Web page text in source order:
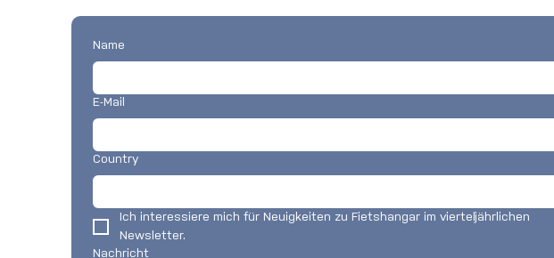
Name
E-Mail
Country
Ich interessiere mich für Neuigkeiten zu Fietshangar im vierteljährlichen
Newsletter.
Nachricht